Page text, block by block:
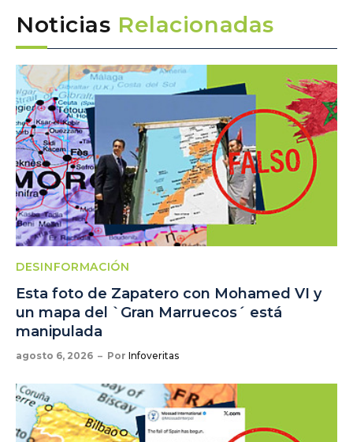
Noticias Relacionadas
DESINFORMACIÓN
Esta foto de Zapatero con Mohamed VI y
un mapa del `Gran Marruecos´ está
manipulada
agosto 6, 2026 Por Infoveritas